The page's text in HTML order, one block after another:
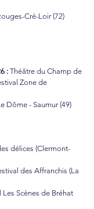
Cré-Loir (72)
: Théâtre du Champ de
Zone de
Dôme - Saumur (49)
délices (Clermont-
des Affranchis (La
Les Scènes de Bréhat